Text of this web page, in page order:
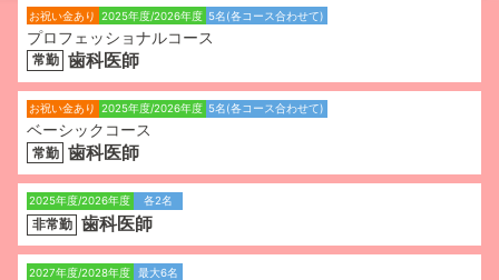
お祝い金あり 2025年度/2026年度 5名(各コース合わせて)
プロフェッショナルコース
常勤 歯科医師
お祝い金あり 2025年度/2026年度 5名(各コース合わせて)
ベーシックコース
常勤 歯科医師
2025年度/2026年度 各2名
非常勤 歯科医師
2027年度/2028年度 最大6名